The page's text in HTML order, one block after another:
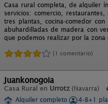
Casa rural completa, de alquiler
servicios: comercio,
tres plantas, cocina-comedor
abuhardilladas de madera con
que podemos realizar por la zona
(1 comentario)
Juankonogoia
Casa Rural en Urrotz (Navarra)
Alquiler completo
4-8+1